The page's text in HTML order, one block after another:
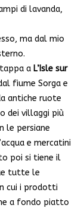
di lavanda,
ma dal mio
a L’Isle sur
fiume Sorga e
antiche ruote
dei villaggi più
le persiane
e mercatini
poi si tiene il
tutte le
cui i prodotti
a fondo piatto